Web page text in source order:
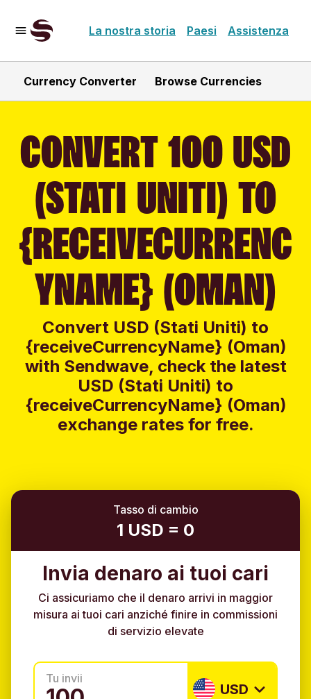
La nostra storia Paesi Assistenza
Currency Converter Browse Currencies
CONVERT 100 USD
(STATI UNITI) TO
{RECEIVECURRENC
YNAME} (OMAN)
Convert USD (Stati Uniti) to
{receiveCurrencyName} (Oman)
with Sendwave, check the latest
USD (Stati Uniti) to
{receiveCurrencyName} (Oman)
exchange rates for free.
Tasso di cambio
1 USD = 0
Invia denaro ai tuoi cari
Ci assicuriamo che il denaro arrivi in maggior
misura ai tuoi cari anziché finire in commissioni
di servizio elevate
Tu invii
USD